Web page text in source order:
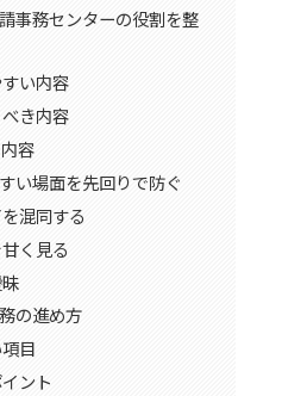
事務センターの役割を整
い内容
き内容
容
い場面を先回りで防ぐ
混同する
く見る
の進め方
目
ント